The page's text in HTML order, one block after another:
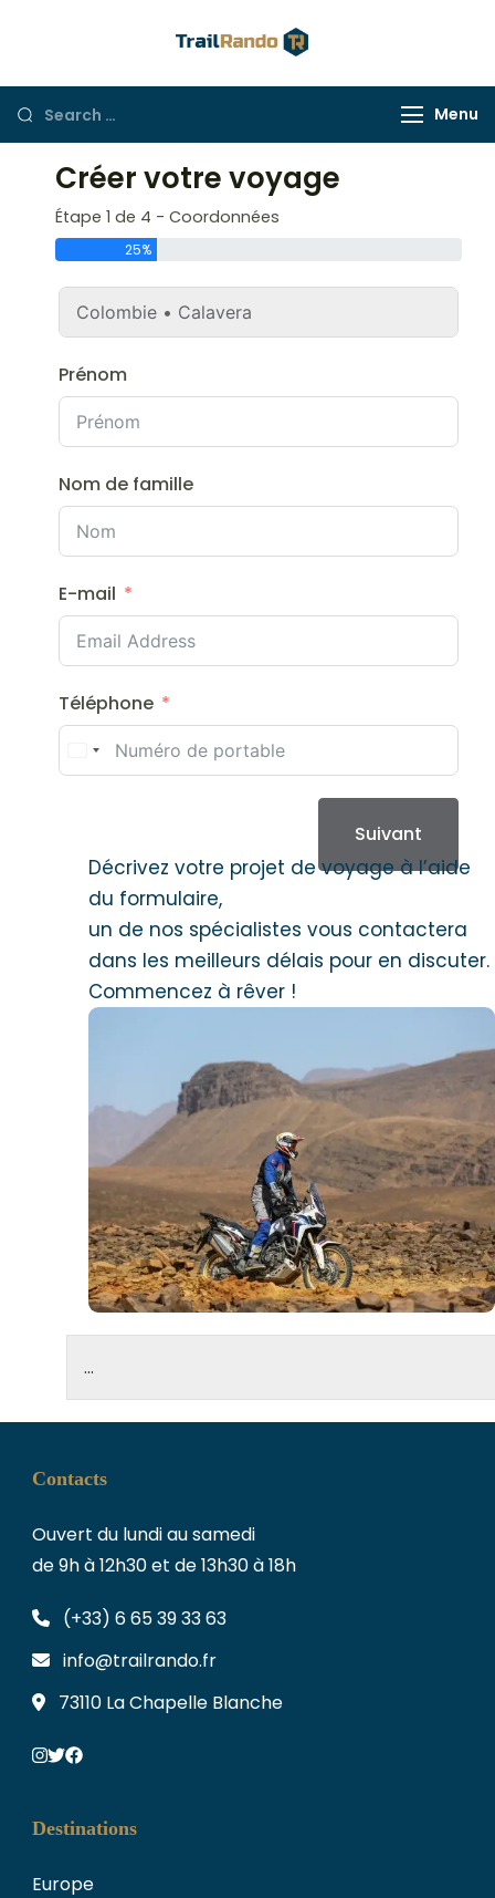
Menu
Créer votre voyage
Étape 1 de 4 - Coordonnées
25%
Prénom
Nom de famille
E-mail
Téléphone
Suivant
Décrivez votre projet de voyage à l’aide
du formulaire,
un de nos spécialistes vous contactera
dans les meilleurs délais pour en discuter.
Commencez à rêver !
Contacts
Ouvert du lundi au samedi
de 9h à 12h30 et de 13h30 à 18h
(+33) 6 65 39 33 63
info@trailrando.fr
73110 La Chapelle Blanche
Destinations
Europe